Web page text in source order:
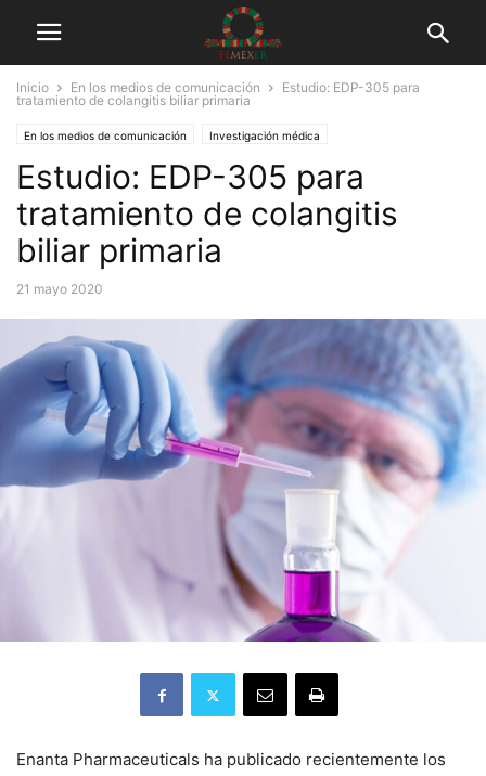
Inicio En los medios de comunicación
Estudio: EDP-305 para
tratamiento de colangitis biliar primaria
En los medios de comunicación Investigación médica
Estudio: EDP-305 para
tratamiento de colangitis
biliar primaria
21 mayo 2020
Enanta Pharmaceuticals ha publicado recientemente los